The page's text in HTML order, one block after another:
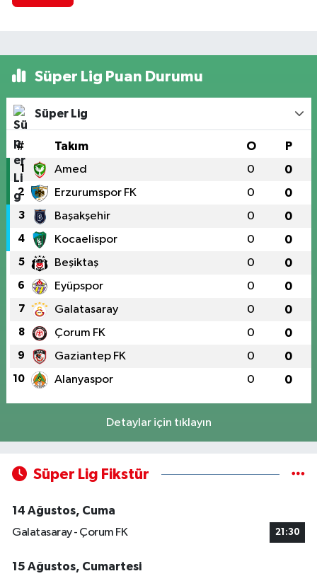
Süper Lig Puan Durumu
Süper Lig
# Takım O P
1 Amed 0 0
2 Erzurumspor FK 0 0
3 Başakşehir 0 0
4 Kocaelispor 0 0
5 Beşiktaş 0 0
6 Eyüpspor 0 0
7 Galatasaray 0 0
8 Çorum FK 0 0
9 Gaziantep FK 0 0
10 Alanyaspor 0 0
Detaylar için tıklayın
Süper Lig Fikstür
14 Ağustos, Cuma
Galatasaray - Çorum FK
21:30
15 Ağustos, Cumartesi